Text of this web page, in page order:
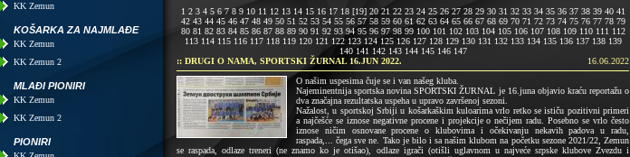
KK Zemun
KOŠARKA ZA NAJMLAĐE
KK Zemun
KK Zemun 2
MLAĐI PIONIRI
KK Zemun
KK Zemun 2
PIONIRI
1 2 3 4 5 6 7 8 9 10 11 12 13 14 15 16 17 18[19] 20 21 22 23 24 25 26 27 28 29 30 31 32 33 34 35 36 37 38 39 40 41
42 43 44 45 46 47 48 49 50 51 52 53 54 55 56 57 58 59 60 61 62 63 64 65 66 67 68 69 70 71 72 73 74 75 76 77 78 79
80 81 82 83 84 85 86 87 88 89 90 91 92 93 94 95 96 97 98 99 100 101 102 103 104 105 106 107 108 109 110 111 112
113 114 115 116 117 118 119 120 121 122 123 124 125 126 127 128 129 130 131 132 133 134 135 136 137 138 139
140 141 142 143 144 145 146 147
:: DRUGI O NAMA, SPORTSKI ŽURNAL 16.JUN 2022.
16.06.2022
O našim uspesima čuje se i van našeg kluba.
Najeminentnija sportska novina SPORTSKI ŽURNAL je 16.juna objavio kraću reportažu o
dva značajna rezultatska uspeha u upravo završenoj sezoni.
Nažalost, u sportskoj Srbiji u košarkaškim kuloarima vrlo retko se ističu pozitivni primeri
a najčešće se iznose negativne procene i projekcije o nečijem radu. Posebno se vrlo često
iznose ničim osnovane procene o klubovima i očekivanju nekavih padova u radu,
raspada,... čega sve ne. Tako je bilo i sa našim klubom na početku sezone 2021/22, Zemun
se raspada, odlaze treneri (ne znamo ko je otišao), odlaze igrači (otišli uglavnom u najveće srpske klubove Zvezdu i